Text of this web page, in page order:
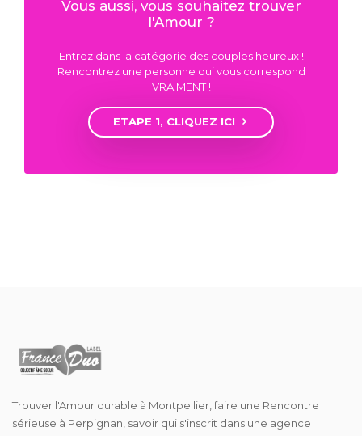
Vous aussi, vous souhaitez trouver
l'Amour ?
Entrez dans la catégorie des couples heureux !
Rencontrez une personne qui vous correspond
VRAIMENT !
ETAPE 1, CLIQUEZ ICI
Trouver l'Amour durable à Montpellier, faire une Rencontre
sérieuse à Perpignan, savoir qui s'inscrit dans une agence